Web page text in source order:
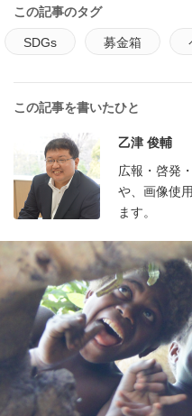
この記事のタグ
SDGs 募金箱
この記事を書いたひと
乙津 俊輔
広報・啓発
や、画像使
ます。